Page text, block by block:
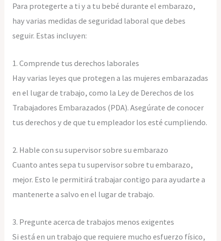
Para protegerte a ti y a tu bebé durante el embarazo,
hay varias medidas de seguridad laboral que debes
seguir. Estas incluyen:
1. Comprende tus derechos laborales
Hay varias leyes que protegen a las mujeres embarazadas
en el lugar de trabajo, como la Ley de Derechos de los
Trabajadores Embarazados (PDA). Asegúrate de conocer
tus derechos y de que tu empleador los esté cumpliendo.
2. Hable con su supervisor sobre su embarazo
Cuanto antes sepa tu supervisor sobre tu embarazo,
mejor. Esto le permitirá trabajar contigo para ayudarte a
mantenerte a salvo en el lugar de trabajo.
3. Pregunte acerca de trabajos menos exigentes
Si está en un trabajo que requiere mucho esfuerzo físico,